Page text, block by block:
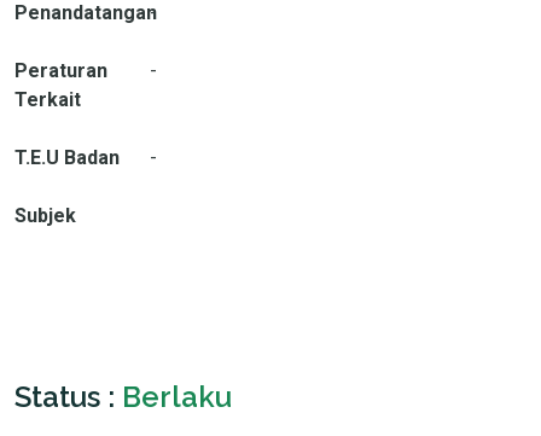
Penandatangan
-
Peraturan
Terkait
-
T.E.U Badan -
Subjek
Status : Berlaku